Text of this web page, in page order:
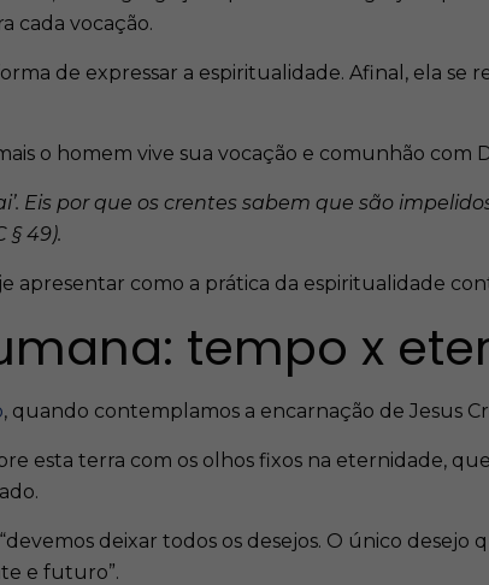
cada vocação.
de expressar a espiritualidade. Afinal, ela se
o homem vive sua vocação e comunhão com
Eis por que os crentes sabem que são
§ 49).
apresentar como a prática da espiritualidade
tempo x
, quando contemplamos a encarnação de Jesus
esta terra com os olhos fixos na eternidade,
deixar todos os desejos. O único
e futuro”.